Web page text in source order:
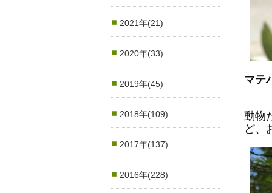
マテ
動物
ど、
2021年(21)
2020年(33)
2019年(45)
2018年(109)
2017年(137)
2016年(228)